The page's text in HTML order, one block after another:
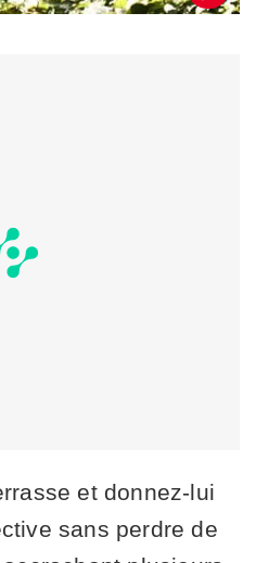
et donnez-lui
sans perdre de